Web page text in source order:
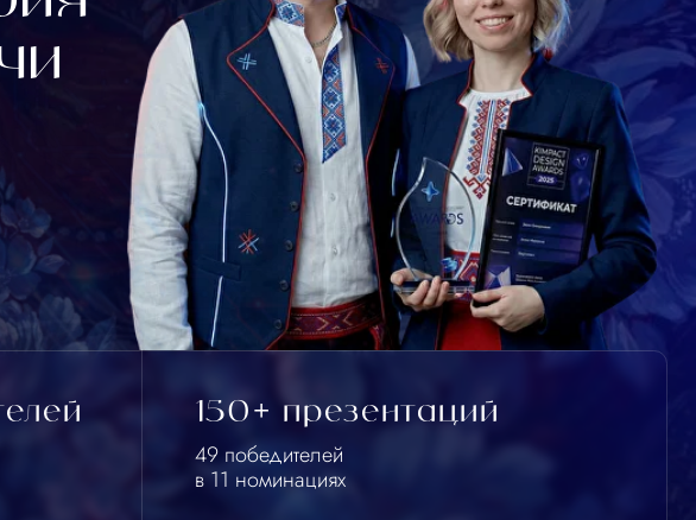
в 11 номинациях
150+ презентаций